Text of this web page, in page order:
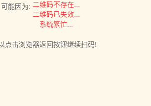
可能因为: 二维码不存在...
二维码已失效...
系统繁忙...
点击浏览器返回按钮继续扫码!